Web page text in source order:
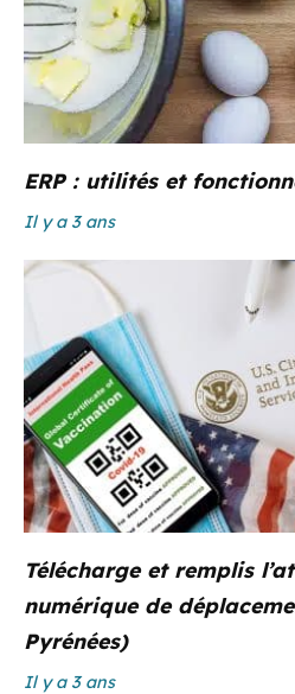
ERP : utilités et
Il y a 3 ans
Télécharge et remplis
numérique de
Pyrénées)
Il y a 3 ans